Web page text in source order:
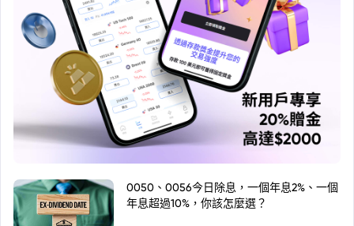
0050、0056今日除息，一個年息2%、一個
年息超過10%，你該怎麼選？